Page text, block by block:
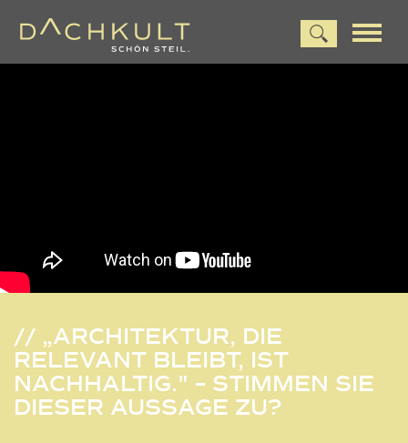
// „ARCHITEKTUR, DIE
RELEVANT BLEIBT, IST
NACHHALTIG." – STIMMEN SIE
DIESER AUSSAGE ZU?